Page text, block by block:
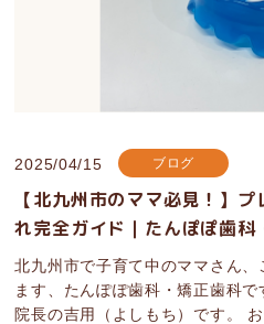
2025/04/15 ブログ
【北九州市のママ必見！】
れ完全ガイド｜たんぽぽ歯科
北九州市で子育て中のママさん、
ます、たんぽぽ歯科・矯正歯科
院長の吉用（よしもち）です。